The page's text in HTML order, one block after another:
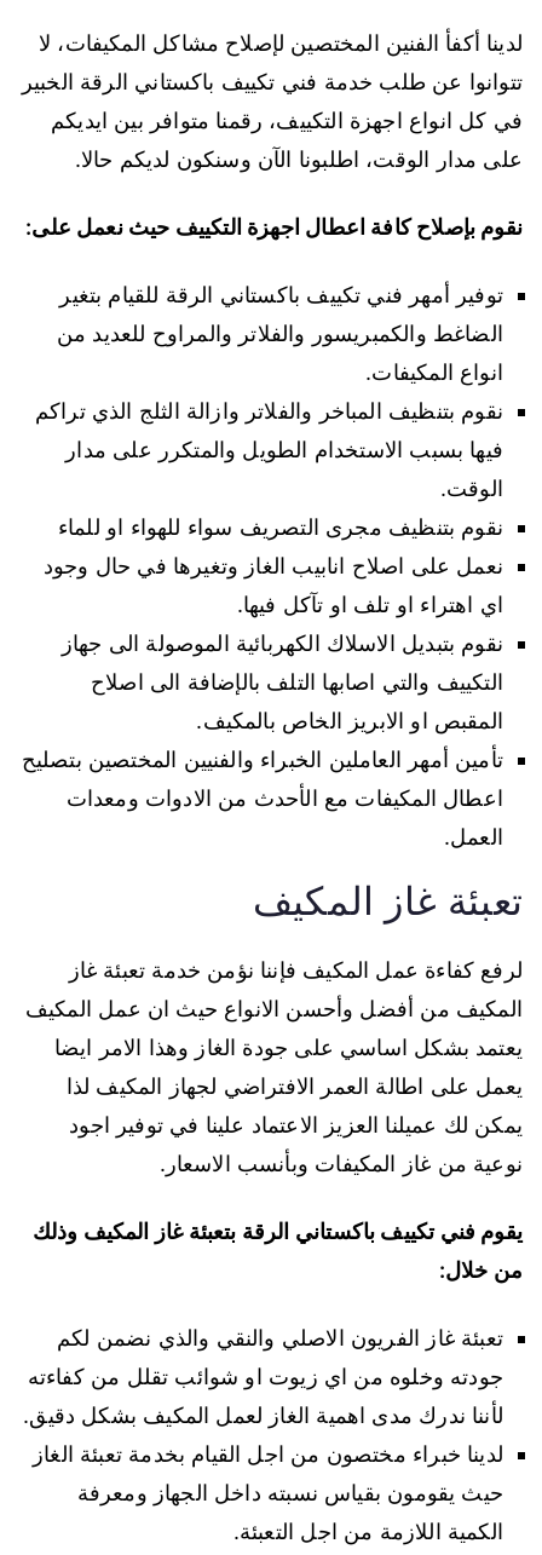
لدينا أكفأ الفنين المختصين لإصلاح مشاكل المكيفات، لا
تتوانوا عن طلب خدمة فني تكييف باكستاني الرقة الخبير
في كل انواع اجهزة التكييف، رقمنا متوافر بين ايديكم
على مدار الوقت، اطلبونا الآن وسنكون لديكم حالا.
نقوم بإصلاح كافة اعطال اجهزة التكييف حيث نعمل على:
توفير أمهر فني تكييف باكستاني الرقة للقيام بتغير
الضاغط والكمبريسور والفلاتر والمراوح للعديد من
انواع المكيفات.
نقوم بتنظيف المباخر والفلاتر وازالة الثلج الذي تراكم
فيها بسبب الاستخدام الطويل والمتكرر على مدار
الوقت.
نقوم بتنظيف مجرى التصريف سواء للهواء او للماء
نعمل على اصلاح انابيب الغاز وتغيرها في حال وجود
اي اهتراء او تلف او تآكل فيها.
نقوم بتبديل الاسلاك الكهربائية الموصولة الى جهاز
التكييف والتي اصابها التلف بالإضافة الى اصلاح
المقبص او الابريز الخاص بالمكيف.
تأمين أمهر العاملين الخبراء والفنيين المختصين بتصليح
اعطال المكيفات مع الأحدث من الادوات ومعدات
العمل.
تعبئة غاز المكيف
لرفع كفاءة عمل المكيف فإننا نؤمن خدمة تعبئة غاز
المكيف من أفضل وأحسن الانواع حيث ان عمل المكيف
يعتمد بشكل اساسي على جودة الغاز وهذا الامر ايضا
يعمل على اطالة العمر الافتراضي لجهاز المكيف لذا
يمكن لك عميلنا العزيز الاعتماد علينا في توفير اجود
نوعية من غاز المكيفات وبأنسب الاسعار.
يقوم فني تكييف باكستاني الرقة بتعبئة غاز المكيف وذلك
من خلال:
تعبئة غاز الفريون الاصلي والنقي والذي نضمن لكم
جودته وخلوه من اي زيوت او شوائب تقلل من كفاءته
لأننا ندرك مدى اهمية الغاز لعمل المكيف بشكل دقيق.
لدينا خبراء مختصون من اجل القيام بخدمة تعبئة الغاز
حيث يقومون بقياس نسبته داخل الجهاز ومعرفة
الكمية اللازمة من اجل التعبئة.